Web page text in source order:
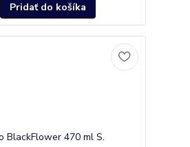
Pridať do košíka